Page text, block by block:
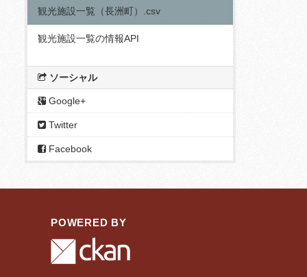
観光施設一覧（長洲町）.csv
観光施設一覧の情報API
ソーシャル
Google+
Twitter
Facebook
POWERED BY